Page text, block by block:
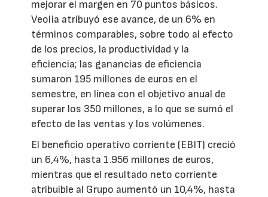
mejorar el margen en 70 puntos básicos.
Veolia atribuyó ese avance, de un 6% en
términos comparables, sobre todo al efecto
de los precios, la productividad y la
eficiencia; las ganancias de eficiencia
sumaron 195 millones de euros en el
semestre, en línea con el objetivo anual de
superar los 350 millones, a lo que se sumó el
efecto de las ventas y los volúmenes.
El beneficio operativo corriente (EBIT) creció
un 6,4%, hasta 1.956 millones de euros,
mientras que el resultado neto corriente
atribuible al Grupo aumentó un 10,4%, hasta